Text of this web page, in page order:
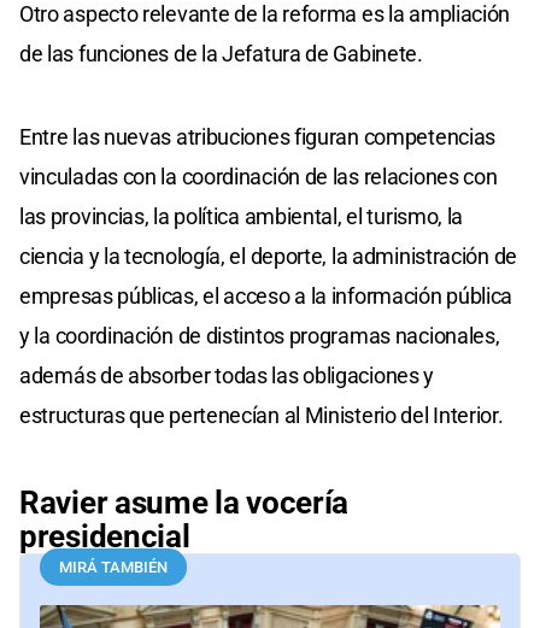
Otro aspecto relevante de la reforma es la ampliación
de las funciones de la Jefatura de Gabinete.
Entre las nuevas atribuciones figuran competencias
vinculadas con la coordinación de las relaciones con
las provincias, la política ambiental, el turismo, la
ciencia y la tecnología, el deporte, la administración de
empresas públicas, el acceso a la información pública
y la coordinación de distintos programas nacionales,
además de absorber todas las obligaciones y
estructuras que pertenecían al Ministerio del Interior.
Ravier asume la vocería
presidencial
MIRÁ TAMBIÉN